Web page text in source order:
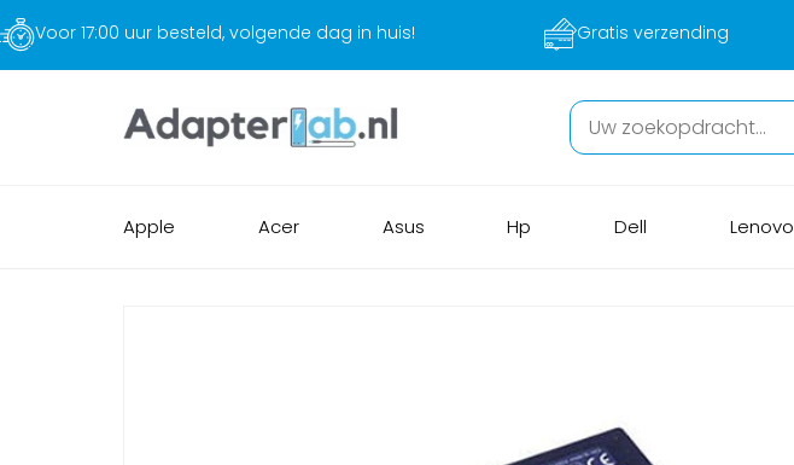
Gratis verzending Veilig betalen
Apple Acer Asus Hp Dell Lenovo